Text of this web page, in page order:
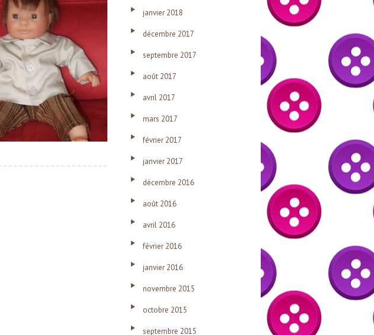
janvier 2018
décembre 2017
septembre 2017
août 2017
avril 2017
mars 2017
février 2017
janvier 2017
décembre 2016
août 2016
avril 2016
février 2016
janvier 2016
novembre 2015
octobre 2015
septembre 2015